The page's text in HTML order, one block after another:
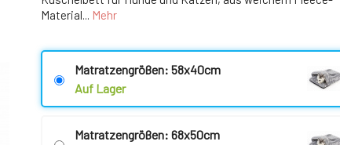
Material... Mehr
Matratzengrößen: 58x40cm
Auf Lager
Matratzengrößen: 68x50cm